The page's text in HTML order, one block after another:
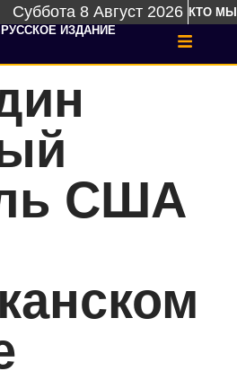
Суббота 8 Август 2026 КТО МЫ
РУССКОЕ ИЗДАНИЕ
США